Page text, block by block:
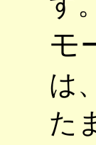
モ
は
た